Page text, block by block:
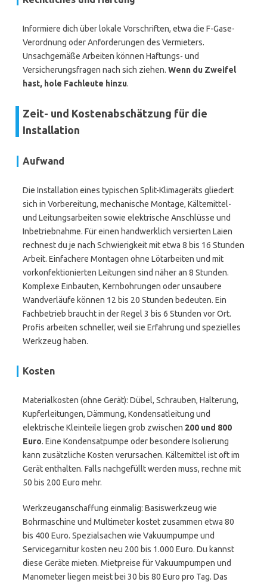
Informiere dich über lokale Vorschriften, etwa die F-Gase-
Verordnung oder Anforderungen des Vermieters.
Unsachgemäße Arbeiten können Haftungs- und
Versicherungsfragen nach sich ziehen. Wenn du Zweifel
hast, hole Fachleute hinzu.
Zeit- und Kostenabschätzung für die
Installation
Aufwand
Die Installation eines typischen Split-Klimageräts gliedert
sich in Vorbereitung, mechanische Montage, Kältemittel-
und Leitungsarbeiten sowie elektrische Anschlüsse und
Inbetriebnahme. Für einen handwerklich versierten Laien
rechnest du je nach Schwierigkeit mit etwa 8 bis 16 Stunden
Arbeit. Einfachere Montagen ohne Lötarbeiten und mit
vorkonfektionierten Leitungen sind näher an 8 Stunden.
Komplexe Einbauten, Kernbohrungen oder unsaubere
Wandverläufe können 12 bis 20 Stunden bedeuten. Ein
Fachbetrieb braucht in der Regel 3 bis 6 Stunden vor Ort.
Profis arbeiten schneller, weil sie Erfahrung und spezielles
Werkzeug haben.
Kosten
Materialkosten (ohne Gerät): Dübel, Schrauben, Halterung,
Kupferleitungen, Dämmung, Kondensatleitung und
elektrische Kleinteile liegen grob zwischen 200 und 800
Euro. Eine Kondensatpumpe oder besondere Isolierung
kann zusätzliche Kosten verursachen. Kältemittel ist oft im
Gerät enthalten. Falls nachgefüllt werden muss, rechne mit
50 bis 200 Euro mehr.
Werkzeuganschaffung einmalig: Basiswerkzeug wie
Bohrmaschine und Multimeter kostet zusammen etwa 80
bis 400 Euro. Spezialsachen wie Vakuumpumpe und
Servicegarnitur kosten neu 200 bis 1.000 Euro. Du kannst
diese Geräte mieten. Mietpreise für Vakuumpumpen und
Manometer liegen meist bei 30 bis 80 Euro pro Tag. Das